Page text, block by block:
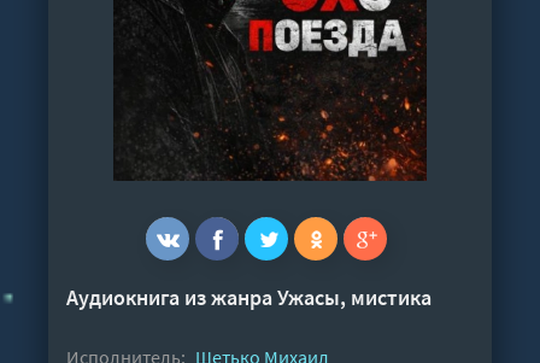
Аудиокнига из жанраУжасы, мистика
Исполнитель: Шетько Михаил